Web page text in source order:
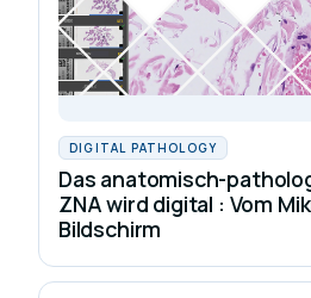
DIGITAL PATHOLOGY
Das anatomisch-
ZNA wird digital : Vom
Bildschirm